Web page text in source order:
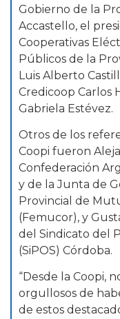
Gobierno de la
Accastello, el
Cooperativas
Públicos de la
Luis Alberto
Credicoop Carlos
Gabriela Estévez.
Otros de los
Coopi fueron
Confederación
y de la Junta de
Provincial de
(Femucor), y
del Sindicato del
(SiPOS) Córdoba.
“Desde la Coopi,
orgullosos de
de estos